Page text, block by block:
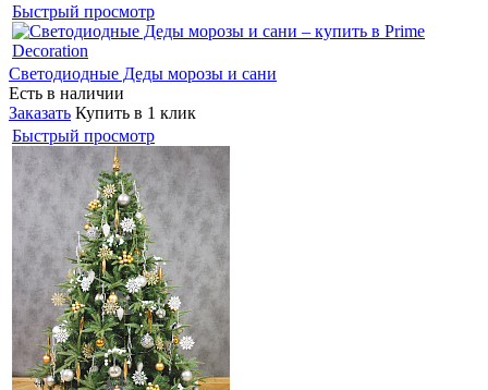
Быстрый просмотр
Светодиодные Деды морозы и сани
Есть в наличии
Заказать Купить в 1 клик
Быстрый просмотр